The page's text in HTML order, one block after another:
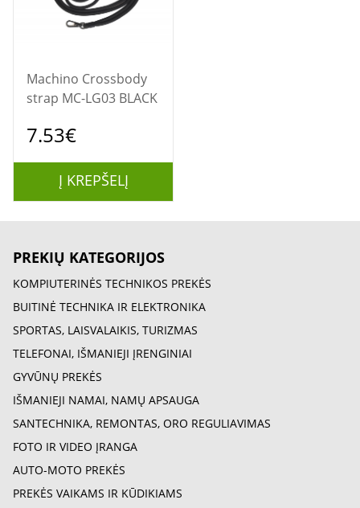
Machino Crossbody
strap MC-LG03 BLACK
7.53€
Į KREPŠELĮ
PREKIŲ KATEGORIJOS
KOMPIUTERINĖS TECHNIKOS PREKĖS
BUITINĖ TECHNIKA IR ELEKTRONIKA
SPORTAS, LAISVALAIKIS, TURIZMAS
TELEFONAI, IŠMANIEJI ĮRENGINIAI
GYVŪNŲ PREKĖS
IŠMANIEJI NAMAI, NAMŲ APSAUGA
SANTECHNIKA, REMONTAS, ORO REGULIAVIMAS
FOTO IR VIDEO ĮRANGA
AUTO-MOTO PREKĖS
PREKĖS VAIKAMS IR KŪDIKIAMS